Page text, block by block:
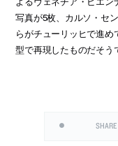
写真が5枚、カルソ・セ
らがチューリッヒで進
型で再現したものだそう
SHARE